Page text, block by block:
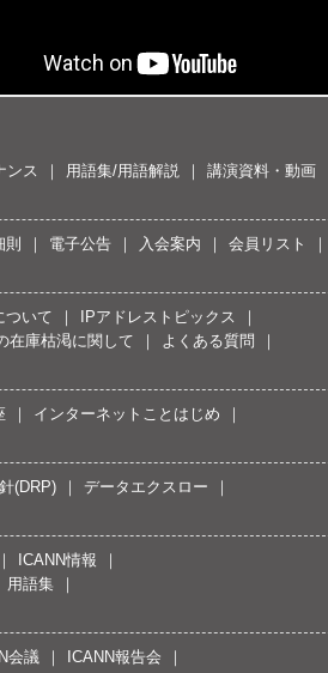
ンス 用語集/用語解説
講演資料・動画
則 電子公告 入会案内
会員リスト
ついて
IPアドレストピックス
在庫枯渇に関して
よくある質問
インターネットことはじめ
(DRP)
データエクスロー
ICANN情報
用語集
会議 ICANN報告会